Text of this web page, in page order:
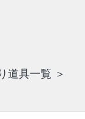
道具一覧 ＞